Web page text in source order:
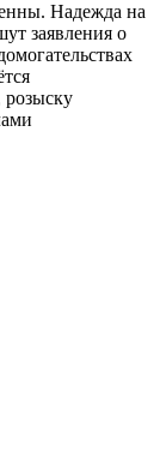
Надежда на
заявления о